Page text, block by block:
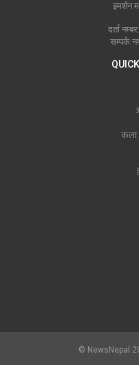
इमर्शन
दर्ता
सम्पर्क
कला
© NewsNepal